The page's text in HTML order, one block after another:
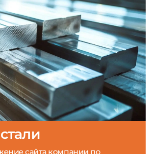
сайта компании по